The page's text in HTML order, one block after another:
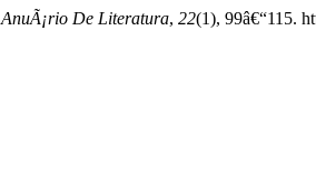
AnuÃ¡rio De Literatura, 22(1), 99â€“115.